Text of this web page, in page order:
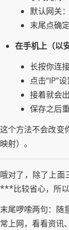
默认网关
末尾点确
在手机上（以
长按你连
点击“IP”
接着就会
保存之后
这个方法不会改变
映射）。
哦对了，除了上面
***比较省心，所以
末尾啰嗦两句：随
常上网，看看资讯